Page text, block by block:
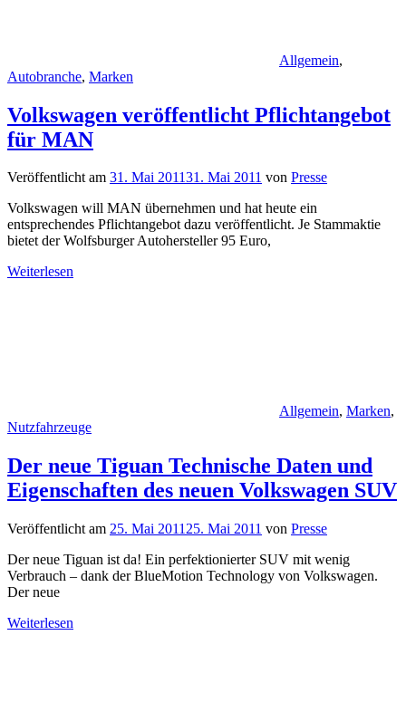
Allgemein,
Autobranche, Marken
Volkswagen veröffentlicht Pflichtangebot
für MAN
Veröffentlicht am 31. Mai 201131. Mai 2011 von Presse
Volkswagen will MAN übernehmen und hat heute ein
entsprechendes Pflichtangebot dazu veröffentlicht. Je Stammaktie
bietet der Wolfsburger Autohersteller 95 Euro,
Weiterlesen
Allgemein, Marken,
Nutzfahrzeuge
Der neue Tiguan Technische Daten und
Eigenschaften des neuen Volkswagen SUV
Veröffentlicht am 25. Mai 2011 25. Mai 2011 von Presse
Der neue Tiguan ist da! Ein perfektionierter SUV mit wenig
Verbrauch – dank der BlueMotion Technology von Volkswagen.
Der neue
Weiterlesen